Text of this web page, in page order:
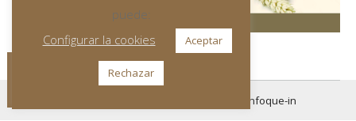
enfoque-in
puede:
Configurar la cookies
Aceptar
Rechazar